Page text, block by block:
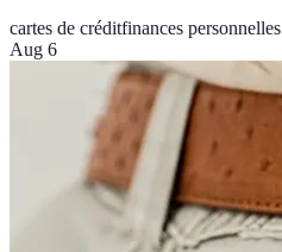
cartes de créditfinances personnelles
Aug 6